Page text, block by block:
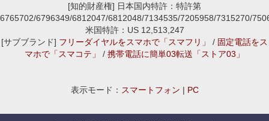
[知的財産権] 日本国内特許：特許第
6765702/6796349/6812047/6812048/7134535/7205958/7315270/
米国特許：US 12,513,247
[サブブランド] フリーダイヤルをスマホで「スマフリ」 / 固定電話をス
マホで「スマコテ」
/ 携帯電話に簡単03転送「ストア03」
表示モード： スマートフォン | PC